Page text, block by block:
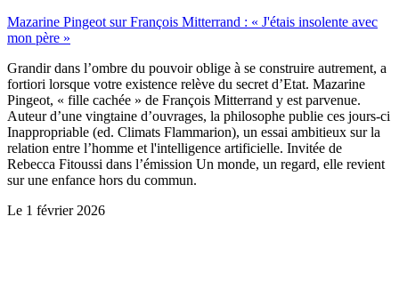
Mazarine Pingeot sur François Mitterrand : « J'étais insolente avec
mon père »
Grandir dans l’ombre du pouvoir oblige à se construire autrement, a
fortiori lorsque votre existence relève du secret d’Etat. Mazarine
Pingeot, « fille cachée » de François Mitterrand y est parvenue.
Auteur d’une vingtaine d’ouvrages, la philosophe publie ces jours-ci
Inappropriable (ed. Climats Flammarion), un essai ambitieux sur la
relation entre l’homme et l'intelligence artificielle. Invitée de
Rebecca Fitoussi dans l’émission Un monde, un regard, elle revient
sur une enfance hors du commun.
Le 1 février 2026